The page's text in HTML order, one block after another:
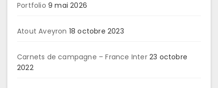
Portfolio 9 mai 2026
Atout Aveyron 18 octobre 2023
Carnets de campagne – France Inter 23 octobre
2022